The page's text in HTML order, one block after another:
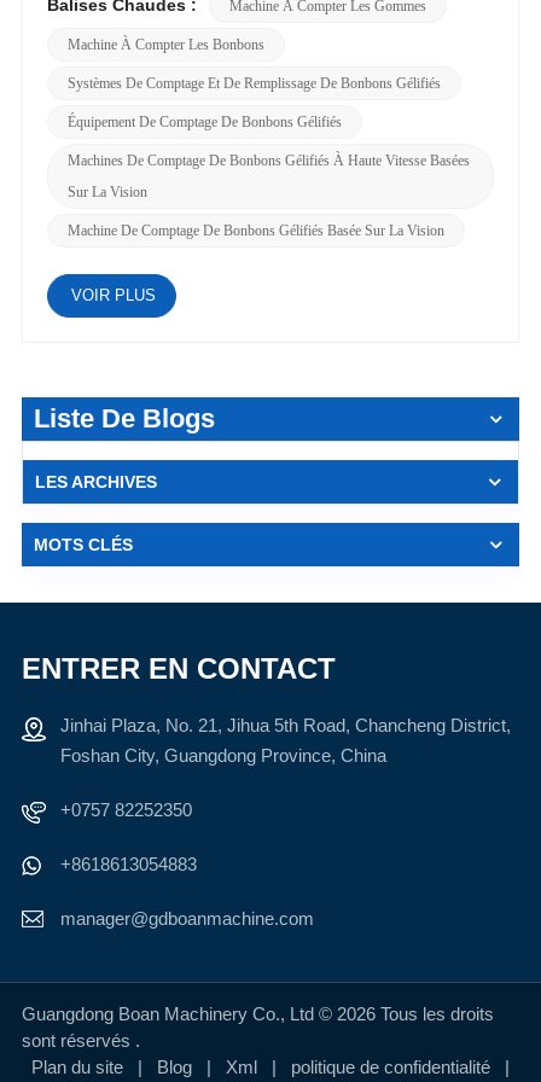
Balises Chaudes : Machine À Compter Les Gommes
Machine À Compter Les Bonbons
Systèmes De Comptage Et De Remplissage De Bonbons Gélifiés
Équipement De Comptage De Bonbons Gélifiés
Machines De Comptage De Bonbons Gélifiés À Haute Vitesse Basées
Sur La Vision
Machine De Comptage De Bonbons Gélifiés Basée Sur La Vision
VOIR PLUS
Liste De Blogs
LES ARCHIVES
MOTS CLÉS
ENTRER EN CONTACT
Jinhai Plaza, No. 21, Jihua 5th Road, Chancheng District,
Foshan City, Guangdong Province, China
+0757 82252350
+8618613054883
manager@gdboanmachine.com
Guangdong Boan Machinery Co., Ltd © 2026 Tous les droits
sont réservés .
Plan du site
| Blog | Xml | politique de confidentialité |